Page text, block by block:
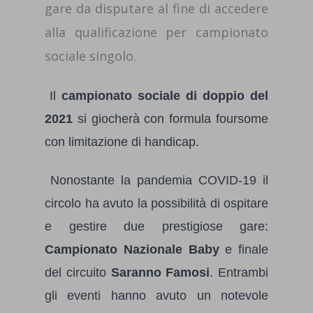
gare da disputare al fine di accedere
alla qualificazione per campionato
sociale singolo.
Il campionato sociale di doppio del
2021 si giocherà con formula foursome
con limitazione di handicap.
Nonostante la pandemia COVID-19 il
circolo ha avuto la possibilità di ospitare
e gestire due prestigiose gare:
Campionato Nazionale Babye finale
del circuito Saranno Famosi. Entrambi
gli eventi hanno avuto un notevole